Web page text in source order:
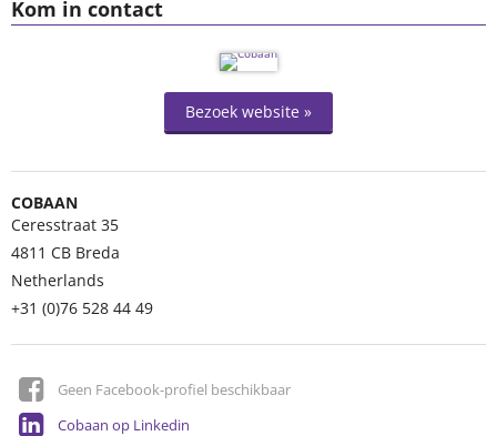
Kom in contact
Bezoek website »
COBAAN
Ceresstraat 35
4811 CB Breda
Netherlands
+31 (0)76 528 44 49
Geen Facebook-profiel beschikbaar
Cobaan op Linkedin